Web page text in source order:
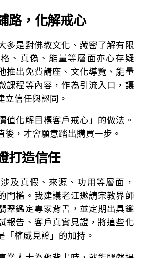
路，化解戒心
多是對佛教文化、藏密了解有限
、真偽、能量等層面亦心存疑
推出免費講座、文化導覽、能量
課程等內容，作為引流入口，讓
立信任與認同。
值化解目標客戶戒心」的做法。
後，才會願意踏出購買一步。
打造信任
及真假、來源、功用等層面，
門檻。我建議老江邀請宗教界師
翠鑑定專家背書，並定期出具鑑
報告、客戶真實見證，將這些化
「權威見證」的加持。